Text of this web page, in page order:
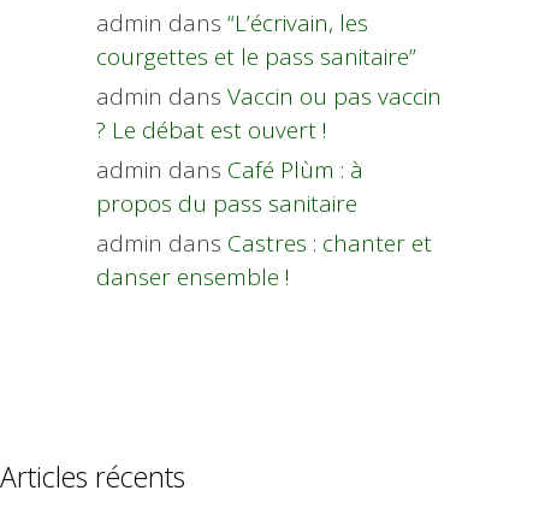
admin dans “L’écrivain, les
courgettes et le pass sanitaire”
admin dans Vaccin ou pas vaccin
? Le débat est ouvert !
admin dans Café Plùm : à
propos du pass sanitaire
admin dans Castres : chanter et
danser ensemble !
Articles récents